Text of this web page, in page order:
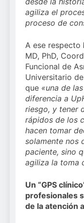
agiliza el
proceso de
A ese respecto
MD, PhD,
Funcional de
Universitario
que «una de
diferencia a
riesgo, y tener
rápidos de los
hacen tomar
solamente nos
paciente, sino
agiliza la toma
Un “GPS
profesionales
de la atención